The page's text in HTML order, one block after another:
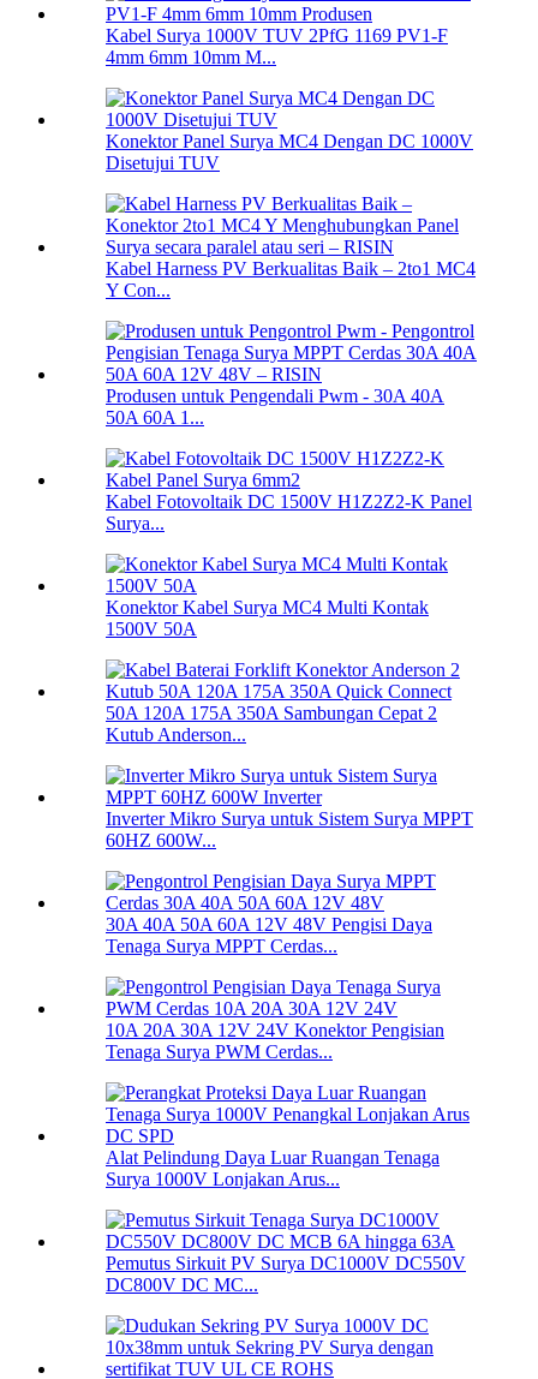
Kabel Surya 1000V TUV 2PfG 1169 PV1-F
4mm 6mm 10mm M...
Konektor Panel Surya MC4 Dengan DC 1000V
Disetujui TUV
Kabel Harness PV Berkualitas Baik – 2to1 MC4
Y Con...
Produsen untuk Pengendali Pwm - 30A 40A
50A 60A 1...
Kabel Fotovoltaik DC 1500V H1Z2Z2-K Panel
Surya...
Konektor Kabel Surya MC4 Multi Kontak
1500V 50A
50A 120A 175A 350A Sambungan Cepat 2
Kutub Anderson...
Inverter Mikro Surya untuk Sistem Surya MPPT
60HZ 600W...
30A 40A 50A 60A 12V 48V Pengisi Daya
Tenaga Surya MPPT Cerdas...
10A 20A 30A 12V 24V Konektor Pengisian
Tenaga Surya PWM Cerdas...
Alat Pelindung Daya Luar Ruangan Tenaga
Surya 1000V Lonjakan Arus...
Pemutus Sirkuit PV Surya DC1000V DC550V
DC800V DC MC...